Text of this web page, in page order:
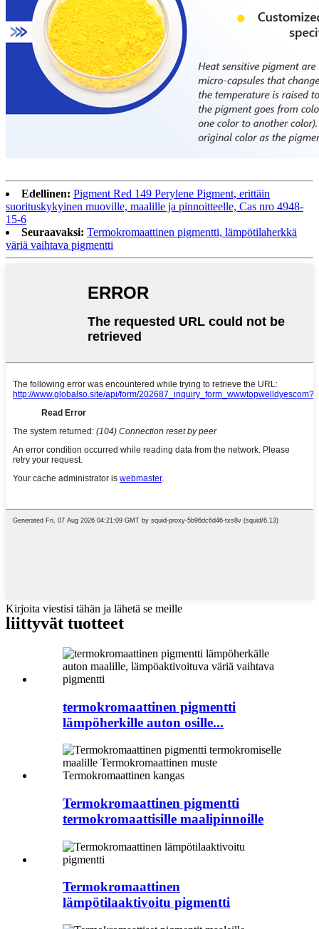
Edellinen: Pigment Red 149 Perylene Pigment, erittäin
suorituskykyinen muoville, maalille ja pinnoitteelle, Cas nro 4948-
15-6
Seuraavaksi: Termokromaattinen pigmentti, lämpötilaherkkä
väriä vaihtava pigmentti
Kirjoita viestisi tähän ja lähetä se meille
liittyvät tuotteet
termokromaattinen pigmentti
lämpöherkille auton osille...
Termokromaattinen pigmentti
termokromaattisille maalipinnoille
Termokromaattinen
lämpötilaaktivoitu pigmentti